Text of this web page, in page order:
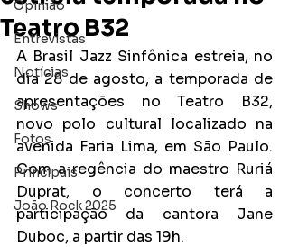
Opinião
Entrevistas
Notícias
Shows
Fotos
Principais
João Rock 2025
Teatro B32
A Brasil Jazz Sinfônica estreia, no
dia 28 de agosto, a temporada de
apresentações no Teatro B32,
novo polo cultural localizado na
avenida Faria Lima, em São Paulo.
Com a regência do maestro Ruriá
Duprat, o concerto terá a
participação da cantora Jane
Duboc, a partir das 19h.